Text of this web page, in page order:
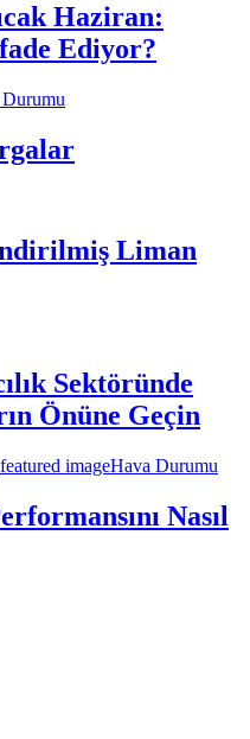
Haziran:
Ediyor?
Liman
Sektöründe
Önüne Geçin
Hava Durumu
Nasıl